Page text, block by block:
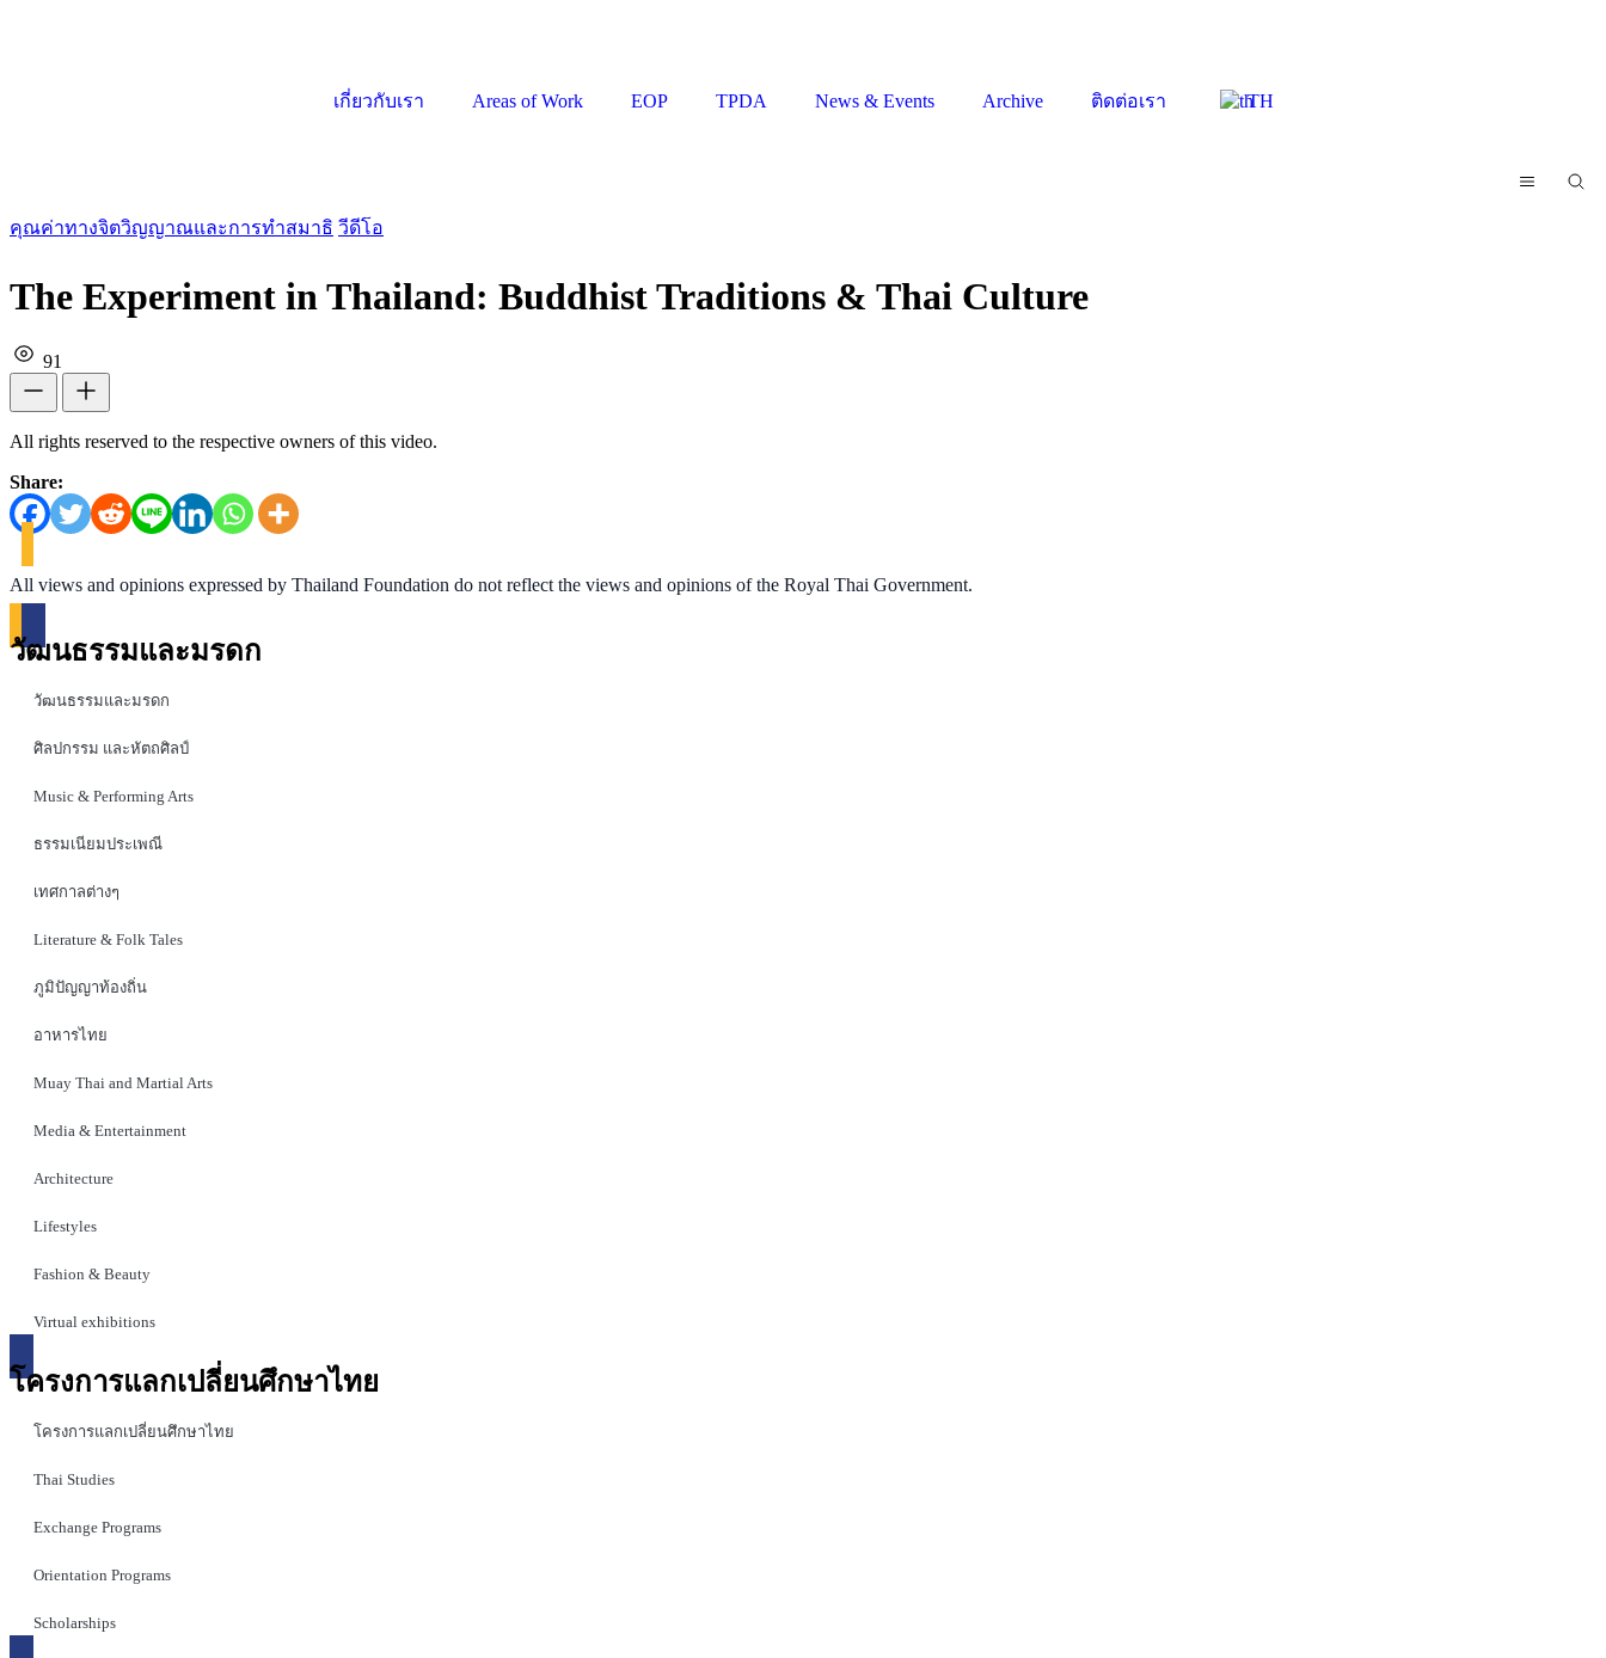
เกี่ยวกับเรา Areas of Work EOP TPDA News & Events Archive ติดต่อเรา TH
คุณค่าทางจิตวิญญาณและการทำสมาธิ วีดีโอ
The Experiment in Thailand: Buddhist Traditions & Thai Culture
91
All rights reserved to the respective owners of this video.
Share:
All views and opinions expressed by Thailand Foundation do not reflect the views and opinions of the Royal Thai Government.
วัฒนธรรมและมรดก
วัฒนธรรมและมรดก
ศิลปกรรม และหัตถศิลป์
Music & Performing Arts
ธรรมเนียมประเพณี
เทศกาลต่างๆ
Literature & Folk Tales
ภูมิปัญญาท้องถิ่น
อาหารไทย
Muay Thai and Martial Arts
Media & Entertainment
Architecture
Lifestyles
Fashion & Beauty
Virtual exhibitions
โครงการแลกเปลี่ยนศึกษาไทย
โครงการแลกเปลี่ยนศึกษาไทย
Thai Studies
Exchange Programs
Orientation Programs
Scholarships